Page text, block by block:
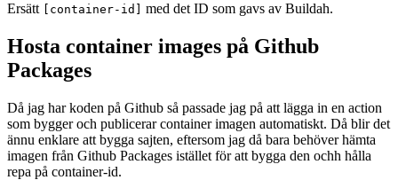
Ersätt
[container-id] med det ID som gavs av Buildah.
Hosta container images på Github
Packages
Då jag har koden på Github så passade jag på att lägga in en action
som bygger och publicerar container imagen automatiskt. Då blir det
ännu enklare att bygga sajten, eftersom jag då bara behöver hämta
imagen från Github Packages istället för att bygga den ochh hålla
repa på container-id.